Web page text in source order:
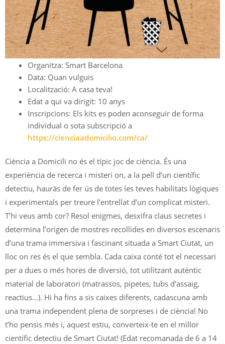
Organitza: Smart Barcelona
Data: Quan vulguis
Localització: A casa teva!
Edat a qui va dirigit: 10 anys
Inscripcions: Els kits es poden aconseguir de forma
individual o sota subscripció a
https://cienciaadomicilio.com/ca/
Ciència a Domicili no és el típic joc de ciència. És una
experiència de recerca i misteri on, a la pell d’un científic
detectiu, hauràs de fer ús de totes les teves habilitats lògiques
i experimentals per treure l’entrellat d’un complicat misteri.
T’hi veus amb cor? Resol enigmes, desxifra claus secretes i
determina l’origen de mostres recollides en diversos escenaris
d’una trama immersiva i fascinant situada a Smart Ciutat, un
lloc on res és el que sembla. Cada caixa conté tot el necessari
per a dues o més hores de diversió, tot utilitzant autèntic
material de laboratori (matrassos, pipetes, tubs d’assaig,
reactius…). Hi ha fins a sis caixes diferents, cadascuna amb
una trama independent plena de sorpreses i de ciència! No
t’ho pensis més i, aquest estiu, converteix-te en el millor
científic detectiu de Smart Ciutat! (Edat recomanada de 6 a 14